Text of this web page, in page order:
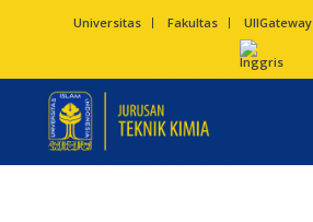
Universitas Fakultas UIIGateway